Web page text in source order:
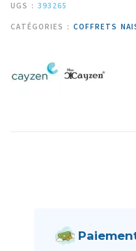
UGS : 393265
CATÉGORIES : COFFRETS